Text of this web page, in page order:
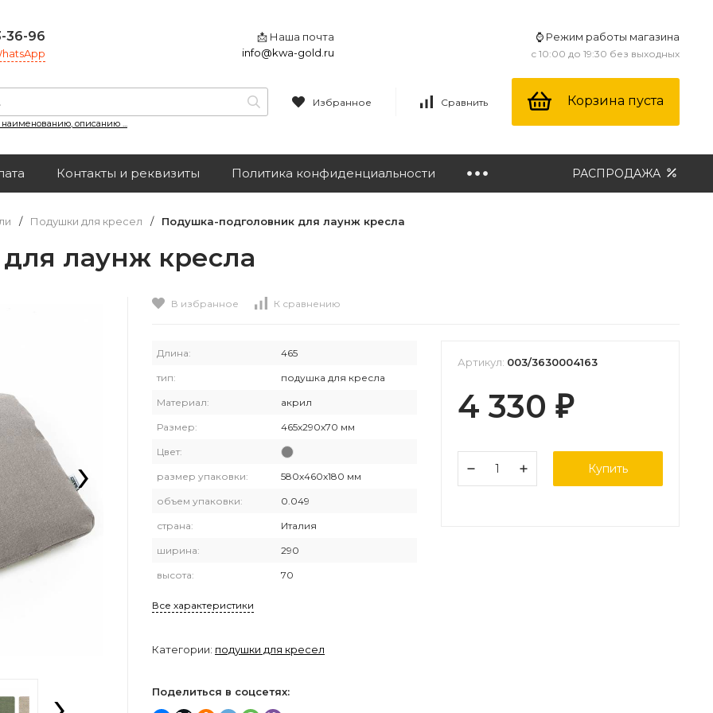
36-96
📩 Наша почта
info@kwa-gold.ru
⌚ Режим работы магазина
с 10:00 до 19:30 без выходных
наименованию, описанию ...
Избранное Сравнить Корзина пуста
Контакты и реквизиты Политика конфиденциальности РАСПРОДАЖА
/ Подушки для кресел / Подушка-подголовник для лаунж кресла
лаунж кресла
›
В избранное К сравнению
Длина: 465
тип: подушка для кресла
Материал: акрил
Размер: 465х290х70 мм
Цвет:
размер упаковки: 580х460х180 мм
объем упаковки: 0.049
страна: Италия
ширина: 290
высота: 70
Все характеристики
Категории: подушки для кресел
Поделиться в соцсетях:
Артикул: 003/3630004163
4 330 ₽
Купить